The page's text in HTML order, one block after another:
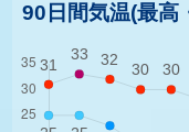
90日間気温(最高